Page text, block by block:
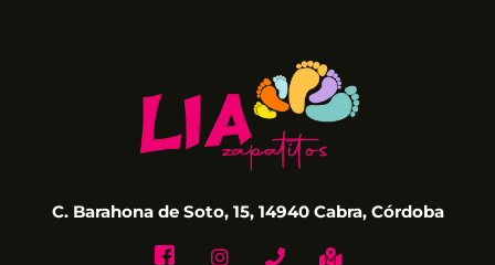
C. Barahona de Soto, 15, 14940 Cabra, Córdoba